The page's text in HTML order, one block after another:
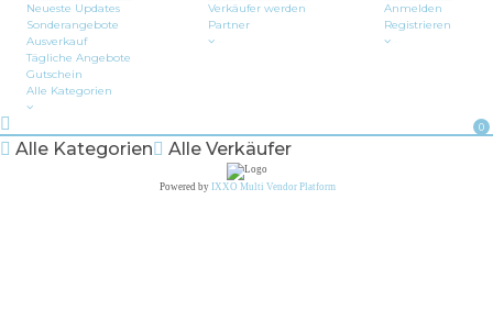
Neueste Updates
Sonderangebote
Ausverkauf
Tägliche Angebote
Gutschein
Alle Kategorien
Verkäufer werden
Partner
Anmelden
Registrieren
0
Alle Kategorien Alle Verkäufer
Powered by IXXO Multi Vendor Platform